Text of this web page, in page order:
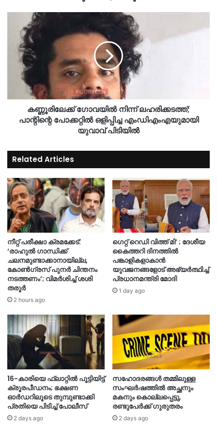
കണ്ണൂരിലേക്ക് ഗോവയിൽ നിന്ന് ലഹരിക്കടത്ത്;
പാന്റിന്റെ പോക്കറ്റിൽ ഒളിപ്പിച്ച എംഡിഎംഎയുമായി
യുവാവ് പിടിയിൽ
Related Articles
നീറ്റ് പരീക്ഷാ ക്രമക്കേട്:
‘രാഹുൽ ഗാന്ധിക്ക്
ചലനമുണ്ടാക്കാനായില്ല,
കോൺഗ്രസ് പുനർ ചിന്തനം
നടത്തണം’; വിമർശിച്ച് ശശി
തരൂർ
2 hours ago
ഗെറ്റ് റെഡി വിത്ത് മി’ ; ദേശീയ
കൈത്തറി ദിനത്തിൽ
പങ്കാളികളാകാൻ
യുവജനങ്ങളോട് അഭ്യർത്ഥിച്ച്
പ്രധാനമന്ത്രി മോദി
1 day ago
16-കാരിയെ ഫ്ലാറ്റിൽ പൂട്ടിയിട്ട്
ക്രൂരപീഡനം; ഭക്ഷണ
ഓർഡറിലൂടെ തുമ്പുണ്ടാക്കി
പ്രതിയെ പിടിച്ച് പോലീസ്
2 days ago
സഹോദരങ്ങൾ തമ്മിലുള്ള
സംഘർഷത്തിൽ അച്ഛനും
മകനും കൊല്ലപ്പെട്ടു,
രണ്ടുപേർക്ക് ഗുരുതരം
2 days ago